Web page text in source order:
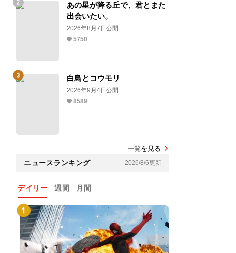
あの星が降る丘で、君とまた
出会いたい。
2026年8月7日公開
5750
白鳥とコウモリ
2026年9月4日公開
8589
一覧を見る
ニュースランキング 2026/8/6更新
デイリー 週間 月間